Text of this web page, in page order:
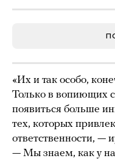
«Их и так особо,
Только в вопиющих
появиться больше
тех, которых
ответственности, —
— Мы знаем, как у